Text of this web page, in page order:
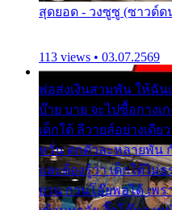
สุดยอด - วงซูซู (ซาวด์ด
113 views • 03.07.2569
พ่อส่งเงินสามพัน ให้ฉั
บ๊าย บาย จะไปซื้อกางเ
เด็กใต้ ลีวายส์อย่างเดี
หวั่น ตกตัวละหลายพัน
และต้องรู้ว่า เด็กใต้ไม่
ยวน กวนโอ๊ยพอได้ เพร